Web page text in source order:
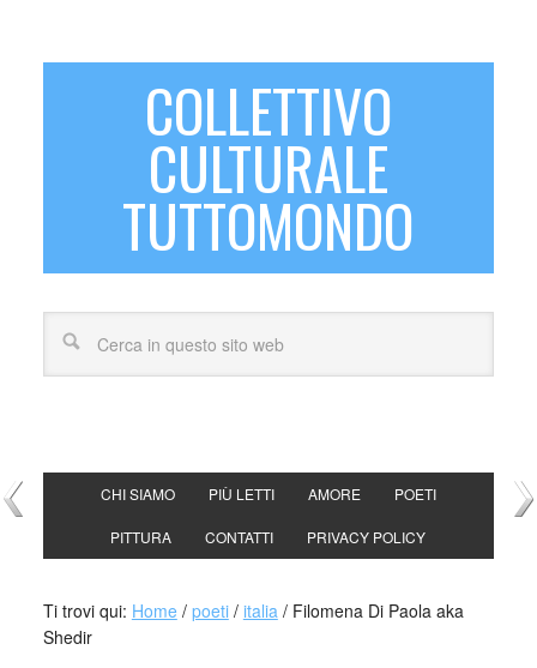
COLLETTIVO
CULTURALE
TUTTOMONDO
CHI SIAMO PIÙ LETTI AMORE POETI
PITTURA CONTATTI PRIVACY POLICY
Ti trovi qui: Home / poeti / italia /Filomena Di Paola aka
Shedir